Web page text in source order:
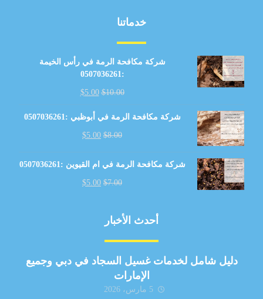
خدماتنا
شركة مكافحة الرمة في رأس الخيمة
:0507036261
$10.00
$5.00
شركة مكافحة الرمة في أبوظبي :0507036261
$8.00
$5.00
شركة مكافحة الرمة في ام القيوين :0507036261
$7.00
$5.00
أحدث الأخبار
دليل شامل لخدمات غسيل السجاد في دبي وجميع
الإمارات
5 مارس، 2026